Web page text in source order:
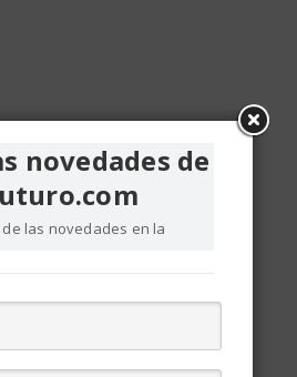
novedades de
las novedades en la